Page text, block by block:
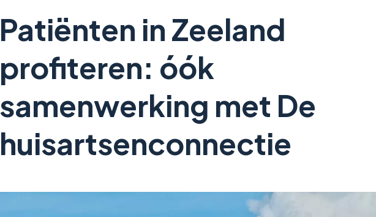
Patiënten in Zeeland
profiteren: óók
samenwerking met De
huisartsenconnectie